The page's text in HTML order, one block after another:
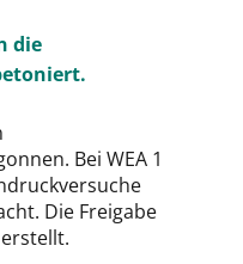
die
Bei WEA 1
Die Freigabe